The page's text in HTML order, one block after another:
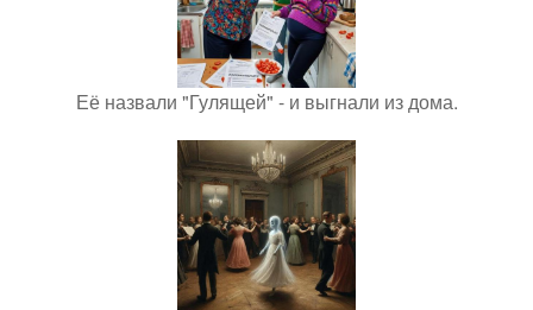
Её назвали "Гулящей" - и выгнали из дома.